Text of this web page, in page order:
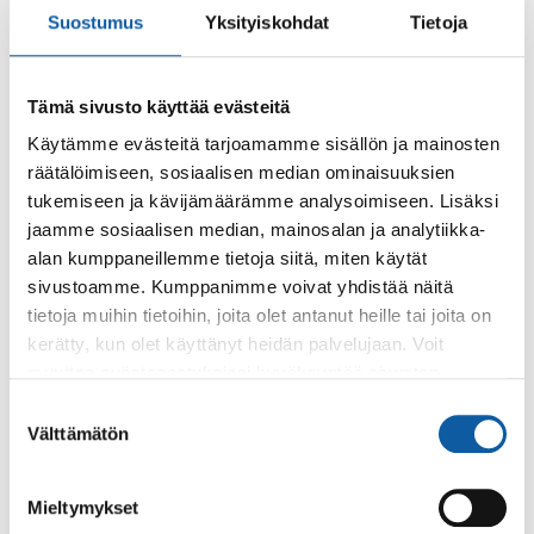
Suostumus Yksityiskohdat Tietoja
Tämä sivusto käyttää evästeitä
Käytämme evästeitä tarjoamamme sisällön ja mainosten
räätälöimiseen, sosiaalisen median ominaisuuksien
tukemiseen ja kävijämäärämme analysoimiseen. Lisäksi
jaamme sosiaalisen median, mainosalan ja analytiikka-
alan kumppaneillemme tietoja siitä, miten käytät
sivustoamme. Kumppanimme voivat yhdistää näitä
tietoja muihin tietoihin, joita olet antanut heille tai joita on
kerätty, kun olet käyttänyt heidän palvelujaan. Voit
valinta
Välttämätön
Mieltymykset
Kesätyöllistämisen tuet nuorille
Kaupunki myöntää tukea niin yrityksille kuin nuorille
itselleen nuorten kesätyöllistämiseen.
Palvelut
Nuoris, maksuttomat uinti- ja kuntosalivuorot
13-19-vuotiaille, Paimio
Kolinassa ja Solinassa.
Tapahtumat